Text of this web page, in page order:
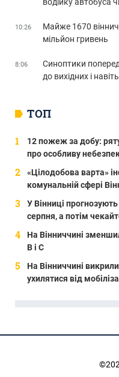
ТОП
12 пожеж за добу:
про особливу
«Цілодобова варта»
комунальній сфері
У Вінниці
серпня, а потім
На Вінниччині
В і С
На Вінниччині
ухилятися від
10:26
Майже 1670
мільйон гривень
8:06
Синоптики
до вихідних і